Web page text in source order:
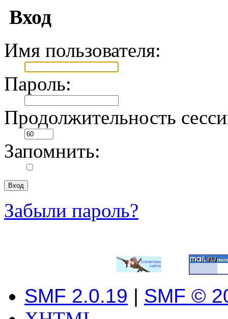
Вход
Имя пользователя:
Пароль:
Продолжительность
Запомнить:
Забыли пароль?
SMF 2.0.19 | SMF ©